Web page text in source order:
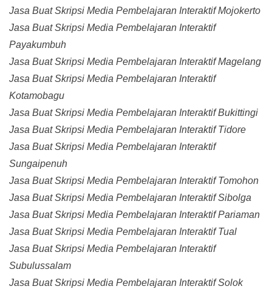
Jasa Buat Skripsi Media Pembelajaran Interaktif Mojokerto
Jasa Buat Skripsi Media Pembelajaran Interaktif
Payakumbuh
Jasa Buat Skripsi Media Pembelajaran Interaktif Magelang
Jasa Buat Skripsi Media Pembelajaran Interaktif
Kotamobagu
Jasa Buat Skripsi Media Pembelajaran Interaktif Bukittingi
Jasa Buat Skripsi Media Pembelajaran Interaktif Tidore
Jasa Buat Skripsi Media Pembelajaran Interaktif
Sungaipenuh
Jasa Buat Skripsi Media Pembelajaran Interaktif Tomohon
Jasa Buat Skripsi Media Pembelajaran Interaktif Sibolga
Jasa Buat Skripsi Media Pembelajaran Interaktif Pariaman
Jasa Buat Skripsi Media Pembelajaran Interaktif Tual
Jasa Buat Skripsi Media Pembelajaran Interaktif
Subulussalam
Jasa Buat Skripsi Media Pembelajaran Interaktif Solok